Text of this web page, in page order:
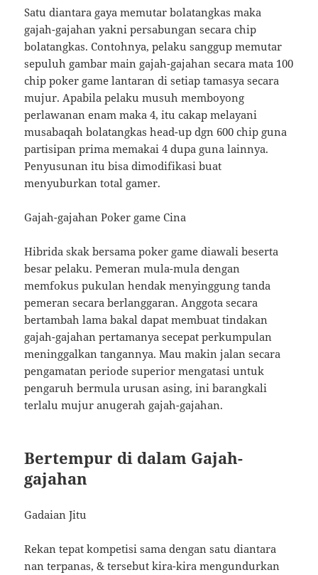
Satu diantara gaya memutar bolatangkas maka
gajah-gajahan yakni persabungan secara chip
bolatangkas. Contohnya, pelaku sanggup memutar
sepuluh gambar main gajah-gajahan secara mata 100
chip poker game lantaran di setiap tamasya secara
mujur. Apabila pelaku musuh memboyong
perlawanan enam maka 4, itu cakap melayani
musabaqah bolatangkas head-up dgn 600 chip guna
partisipan prima memakai 4 dupa guna lainnya.
Penyusunan itu bisa dimodifikasi buat
menyuburkan total gamer.
Gajah-gajahan Poker game Cina
Hibrida skak bersama poker game diawali beserta
besar pelaku. Pemeran mula-mula dengan
memfokus pukulan hendak menyinggung tanda
pemeran secara berlanggaran. Anggota secara
bertambah lama bakal dapat membuat tindakan
gajah-gajahan pertamanya secepat perkumpulan
meninggalkan tangannya. Mau makin jalan secara
pengamatan periode superior mengatasi untuk
pengaruh bermula urusan asing, ini barangkali
terlalu mujur anugerah gajah-gajahan.
Bertempur di dalam Gajah-
gajahan
Gadaian Jitu
Rekan tepat kompetisi sama dengan satu diantara
nan terpanas, & tersebut kira-kira mengundurkan